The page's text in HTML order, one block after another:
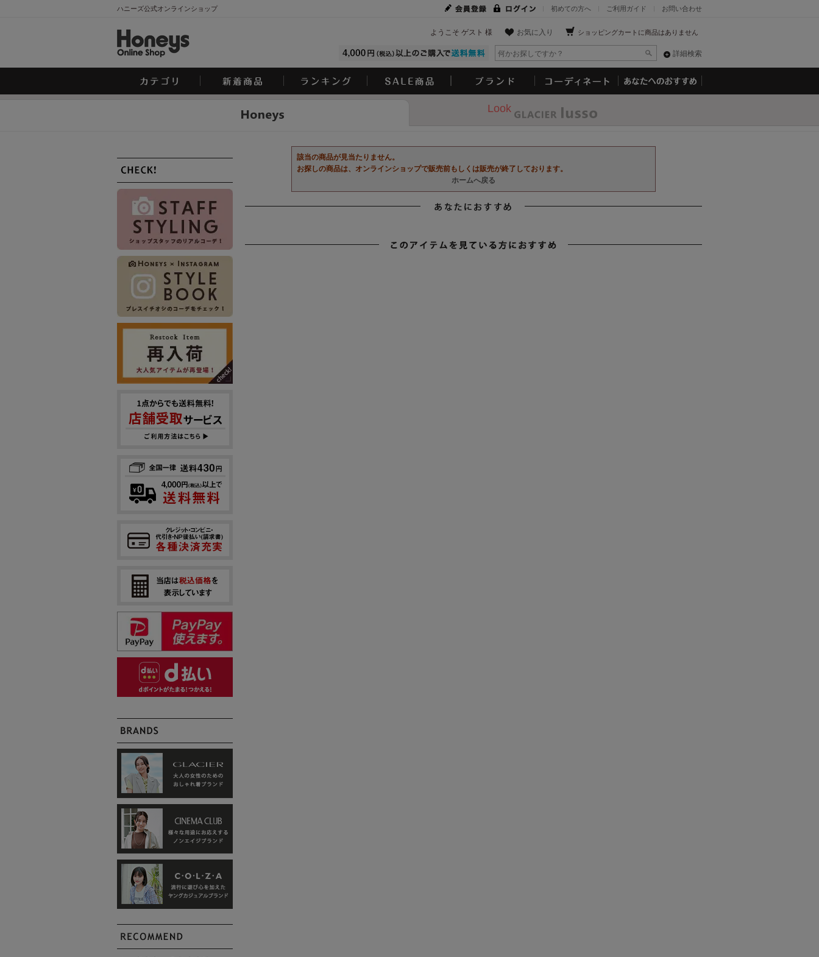
ハニーズ公式オンラインショップ お問い合わせ
ご利用ガイド
初めての方へ
ショッピングカートに商品はありません
お気に入り
ようこそ ゲスト 様
詳細検索
Look
該当の商品が見当たりません。
お探しの商品は、オンラインショップで販売前もしくは販売が終了しております。
ホームへ戻る